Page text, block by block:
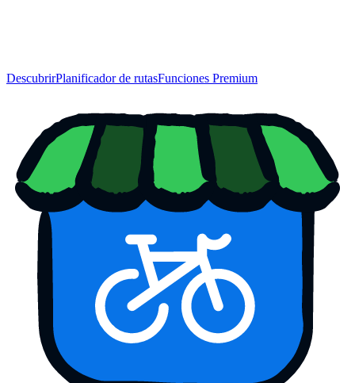
DescubrirPlanificador de rutasFunciones Premium